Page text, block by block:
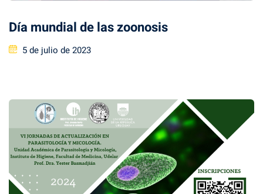
Día mundial de las zoonosis
Posted
5 de julio de 2023